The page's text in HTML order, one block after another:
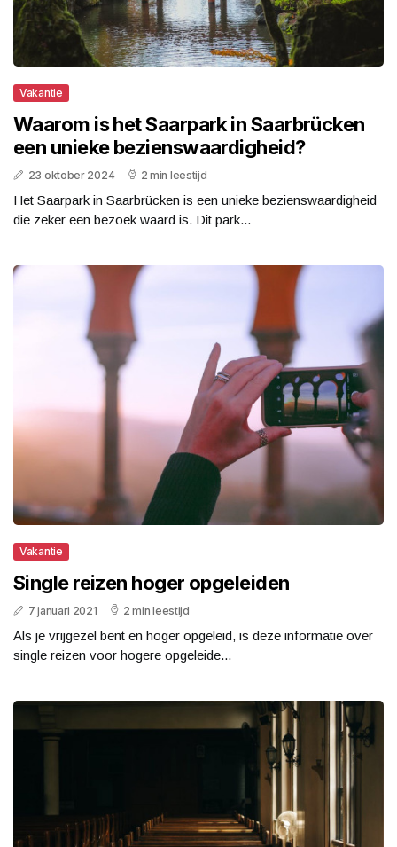
Vakantie
Waarom is het Saarpark in Saarbrücken
een unieke bezienswaardigheid?
23 oktober 2024 2 min leestijd
Het Saarpark in Saarbrücken is een unieke bezienswaardigheid
die zeker een bezoek waard is. Dit park...
Vakantie
Single reizen hoger opgeleiden
7 januari 2021 2 min leestijd
Als je vrijgezel bent en hoger opgeleid, is deze informatie over
single reizen voor hogere opgeleide...